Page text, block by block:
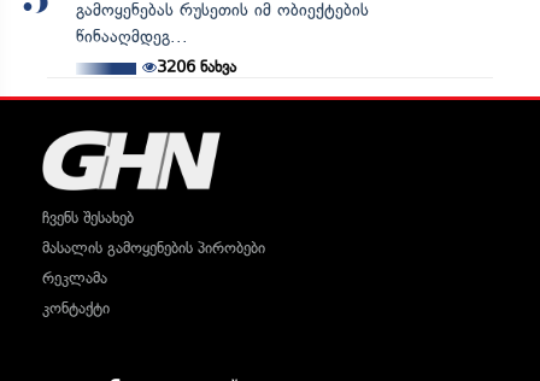
გამოყენებას რუსეთის იმ ობიექტების
წინააღმდეგ...
3206ნახვა
ჩვენს შესახებ
მასალის გამოყენების პირობები
რეკლამა
კონტაქტი